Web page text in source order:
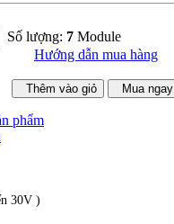
Số lượng: 7 Module
Hướng dẫn mua hàng
Thêm vào giỏ Mua ngay
phẩm
30V )